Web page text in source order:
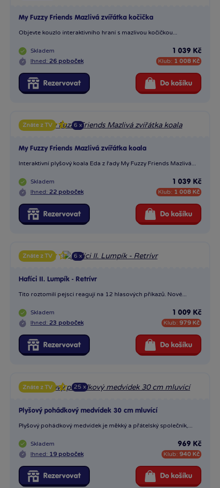
My Fuzzy Friends Mazlivá zvířátka kočička
Objevte kouzlo interaktivního hraní s mazlivou kočičkou...
Skladem
Ihned: 26 poboček
1 039 Kč
Klub: 1 008 Kč
Rezervovat Do košíku
6 x
Znáte z TV
My Fuzzy Friends Mazlivá zvířátka koala
Interaktivní plyšový koala Eda z řady My Fuzzy Friends Mazlivá...
Skladem
Ihned: 22 poboček
1 039 Kč
Klub: 1 008 Kč
Rezervovat Do košíku
6 x
Znáte z TV
Hafíci II. Lumpík - Retrívr
Tito roztomilí pejsci reagují na 12 hlasových příkazů. Nové...
Skladem
Ihned: 23 poboček
1 009 Kč
Klub: 979 Kč
Rezervovat Do košíku
25 x
Znáte z TV
Plyšový pohádkový medvídek 30 cm mluvící
Plyšový pohádkový medvídek je měkký a přátelský společník,...
Skladem
Ihned: 19 poboček
969 Kč
Klub: 940 Kč
Rezervovat Do košíku